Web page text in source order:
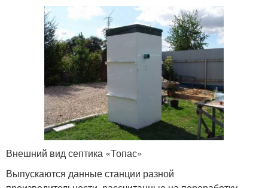
Внешний вид септика «Топас»
Выпускаются данные станции разной